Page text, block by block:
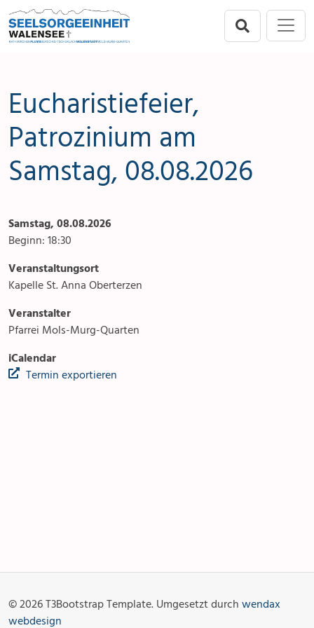
Direkt zur Hauptnavigation springen
Direkt zum Inhalt springen
Eucharistiefeier,
Patrozinium am
Samstag, 08.08.2026
Samstag, 08.08.2026
Beginn: 18:30
Veranstaltungsort
Kapelle St. Anna Oberterzen
Veranstalter
Pfarrei Mols-Murg-Quarten
iCalendar
Termin exportieren
© 2026 T3Bootstrap Template. Umgesetzt durch wendax
webdesign
Menu
Berschis-Tscherlach
Walenstadt
Seelsorgeeinheit
Angebote & Sakramente
Links
Stellenangebot
Angebot & Sakramente
Aktuelles
Fotogalerie
Links